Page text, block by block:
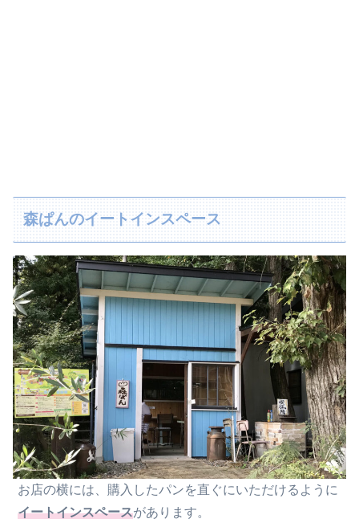
森ぱんのイートインスペース
お店の横には、購入したパンを直ぐにいただけるように
イートインスペースがあります。